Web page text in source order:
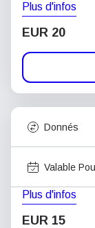
Plus d'infos
EUR 20
Donnés
Valable
Plus d'infos
EUR 15